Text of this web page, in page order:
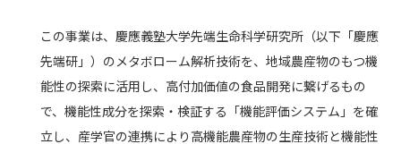
この事業は、慶應義塾大学先端生命科学研究所（以下「慶應
先端研」）のメタボローム解析技術を、地域農産物のもつ機
能性の探索に活用し、高付加価値の食品開発に繋げるもの
で、機能性成分を探索・検証する「機能評価システム」を確
立し、産学官の連携により高機能農産物の生産技術と機能性